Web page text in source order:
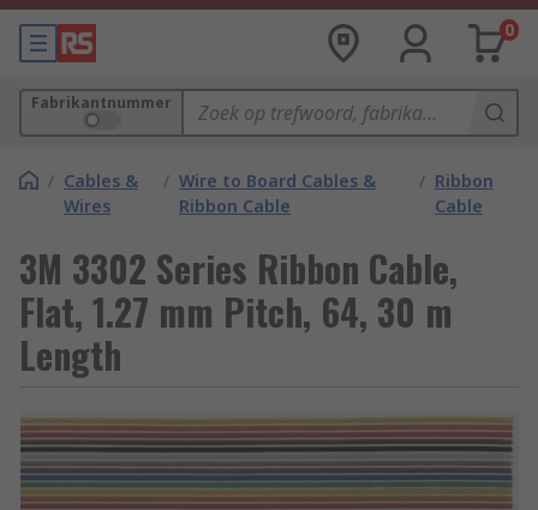
0
Fabrikantnummer
/ Cables &
Wires
/ Wire to Board Cables &
Ribbon Cable
/ Ribbon
Cable
3M 3302 Series Ribbon Cable,
Flat, 1.27 mm Pitch, 64, 30 m
Length